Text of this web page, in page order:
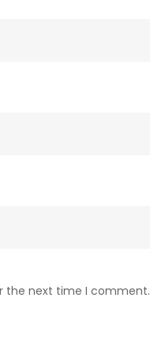
the next time I comment.